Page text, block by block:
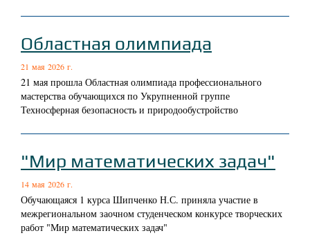
Областная олимпиада
21 мая 2026 г.
21 мая прошла Областная олимпиада профессионального
мастерства обучающихся по Укрупненной группе
Техносферная безопасность и природообустройство
"Мир математических задач"
14 мая 2026 г.
Обучающаяся 1 курса Шипченко Н.С. приняла участие в
межрегиональном заочном студенческом конкурсе творческих
работ "Мир математических задач"